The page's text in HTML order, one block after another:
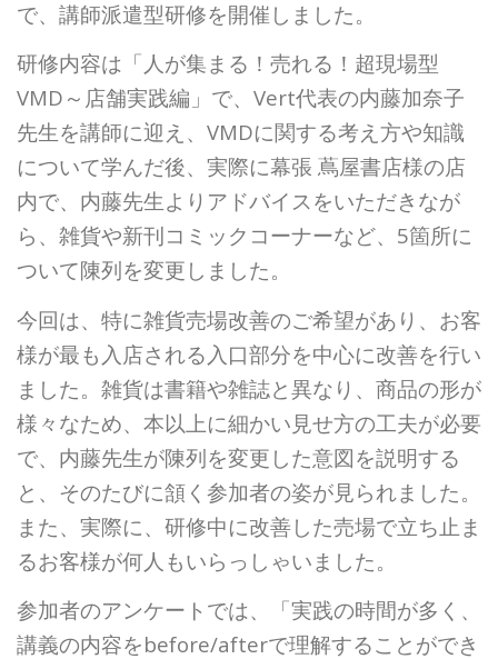
で、講師派遣型研修を開催しました。
研修内容は「人が集まる！売れる！超現場型
VMD～店舗実践編」で、Vert代表の内藤加奈子
先生を講師に迎え、VMDに関する考え方や知識
について学んだ後、実際に幕張 蔦屋書店様の店
内で、内藤先生よりアドバイスをいただきなが
ら、雑貨や新刊コミックコーナーなど、5箇所に
ついて陳列を変更しました。
今回は、特に雑貨売場改善のご希望があり、お客
様が最も入店される入口部分を中心に改善を行い
ました。雑貨は書籍や雑誌と異なり、商品の形が
様々なため、本以上に細かい見せ方の工夫が必要
で、内藤先生が陳列を変更した意図を説明する
と、そのたびに頷く参加者の姿が見られました。
また、実際に、研修中に改善した売場で立ち止ま
るお客様が何人もいらっしゃいました。
参加者のアンケートでは、「実践の時間が多く、
講義の内容をbefore/afterで理解することができ